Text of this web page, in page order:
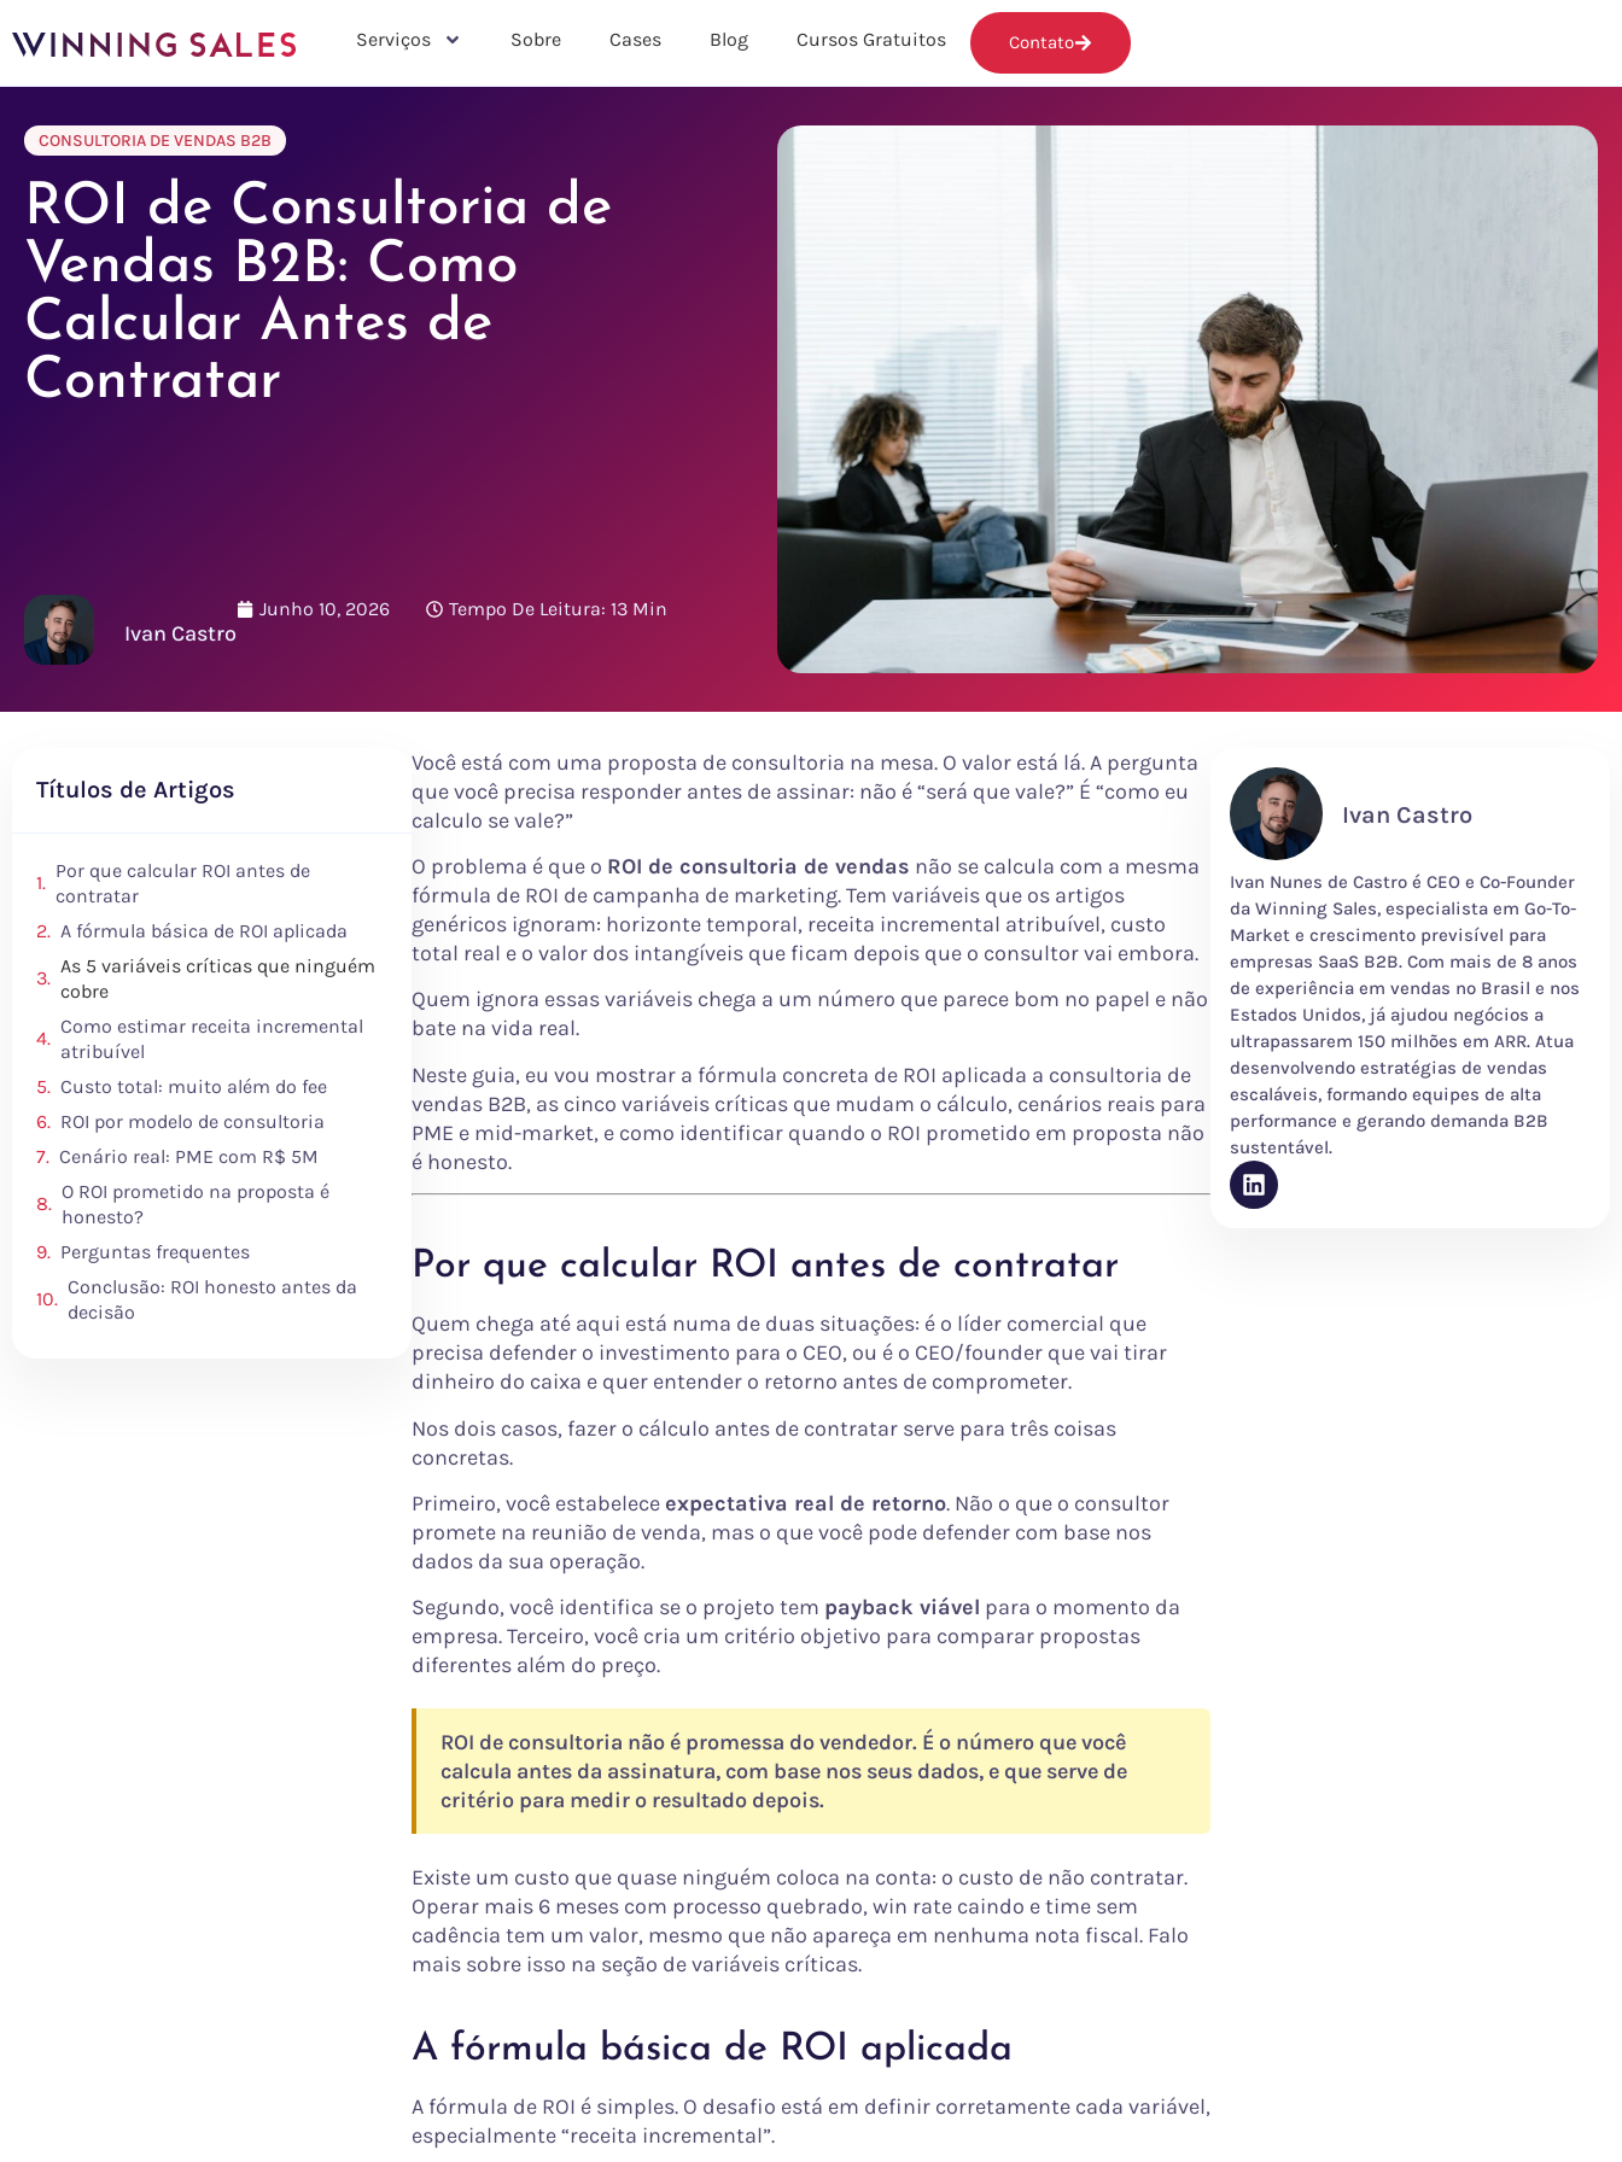
Serviços Sobre Cases Blog Cursos Gratuitos Contato
CONSULTORIA DE VENDAS B2B
ROI de Consultoria de
Vendas B2B: Como
Calcular Antes de
Contratar
Junho 10, 2026 Tempo De Leitura: 13 Min
Ivan Castro
Títulos de Artigos
Por que calcular ROI antes de
contratar
A fórmula básica de ROI aplicada
As 5 variáveis críticas que ninguém
cobre
Como estimar receita incremental
atribuível
Custo total: muito além do fee
ROI por modelo de consultoria
Cenário real: PME com R$ 5M
O ROI prometido na proposta é
honesto?
Perguntas frequentes
Conclusão: ROI honesto antes da
decisão
Você está com uma proposta de consultoria na mesa. O valor está lá. A pergunta
que você precisa responder antes de assinar: não é “será que vale?” É “como eu
calculo se vale?”
O problema é que o ROI de consultoria de vendas não se calcula com a mesma
fórmula de ROI de campanha de marketing. Tem variáveis que os artigos
genéricos ignoram: horizonte temporal, receita incremental atribuível, custo
total real e o valor dos intangíveis que ficam depois que o consultor vai embora.
Quem ignora essas variáveis chega a um número que parece bom no papel e não
bate na vida real.
Neste guia, eu vou mostrar a fórmula concreta de ROI aplicada a consultoria de
vendas B2B, as cinco variáveis críticas que mudam o cálculo, cenários reais para
PME e mid-market, e como identificar quando o ROI prometido em proposta não
é honesto.
Por que calcular ROI antes de contratar
Quem chega até aqui está numa de duas situações: é o líder comercial que
precisa defender o investimento para o CEO, ou é o CEO/founder que vai tirar
dinheiro do caixa e quer entender o retorno antes de comprometer.
Nos dois casos, fazer o cálculo antes de contratar serve para três coisas
concretas.
Primeiro, você estabeleceexpectativa real de retorno. Não o que o consultor
promete na reunião de venda, mas o que você pode defender com base nos
dados da sua operação.
Segundo, você identifica se o projeto tem payback viável para o momento da
empresa. Terceiro, você cria um critério objetivo para comparar propostas
diferentes além do preço.
ROI de consultoria não é promessa do vendedor. É o número que você
calcula antes da assinatura, com base nos seus dados, e que serve de
critério para medir o resultado depois.
Existe um custo que quase ninguém coloca na conta: o custo de não contratar.
Operar mais 6 meses com processo quebrado, win rate caindo e time sem
cadência tem um valor, mesmo que não apareça em nenhuma nota fiscal. Falo
mais sobre isso na seção de variáveis críticas.
A fórmula básica de ROI aplicada
A fórmula de ROI é simples. O desafio está em definir corretamente cada variável,
especialmente “receita incremental”.
Ivan Castro
Ivan Nunes de Castro é CEO e Co-Founder
da Winning Sales, especialista em Go-To-
Market e crescimento previsível para
empresas SaaS B2B. Com mais de 8 anos
de experiência em vendas no Brasil e nos
Estados Unidos, já ajudou negócios a
ultrapassarem 150 milhões em ARR. Atua
desenvolvendo estratégias de vendas
escaláveis, formando equipes de alta
performance e gerando demanda B2B
sustentável.